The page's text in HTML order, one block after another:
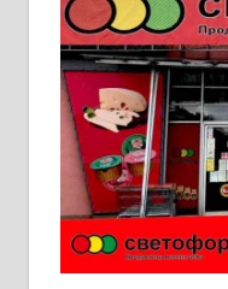
Пружам
у грађевини,
молерских
Ало таксију
категоријом.
Потребна два
стоваришту